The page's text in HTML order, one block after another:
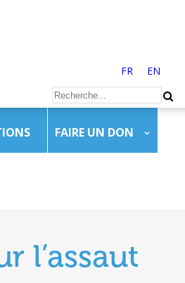
FR EN
FAIRE UN DON
l’assaut